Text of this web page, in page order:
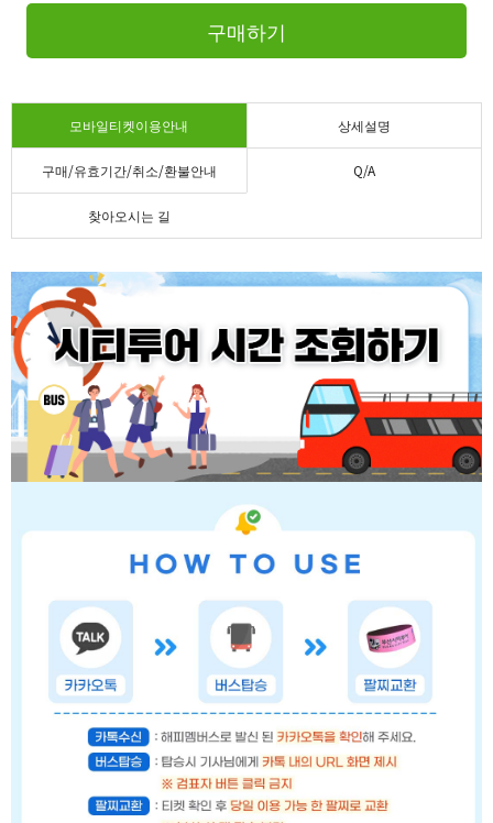
구매하기
모바일티켓이용안내 상세설명
구매/유효기간/취소/환불안내 Q/A
찾아오시는 길